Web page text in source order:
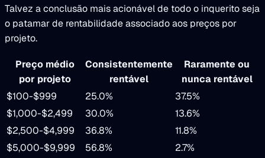
Talvez a conclusão mais acionável de todo o inquerito seja
o patamar de rentabilidade associado aos preços por
projeto.
Preço médio
por projeto
Consistentemente
rentável
Raramente ou
nunca rentável
$100-$999
25.0%
37.5%
$1,000-$2,499
30.0%
13.6%
$2,500-$4,999
36.8%
11.8%
$5,000-$9,999
56.8%
2.7%